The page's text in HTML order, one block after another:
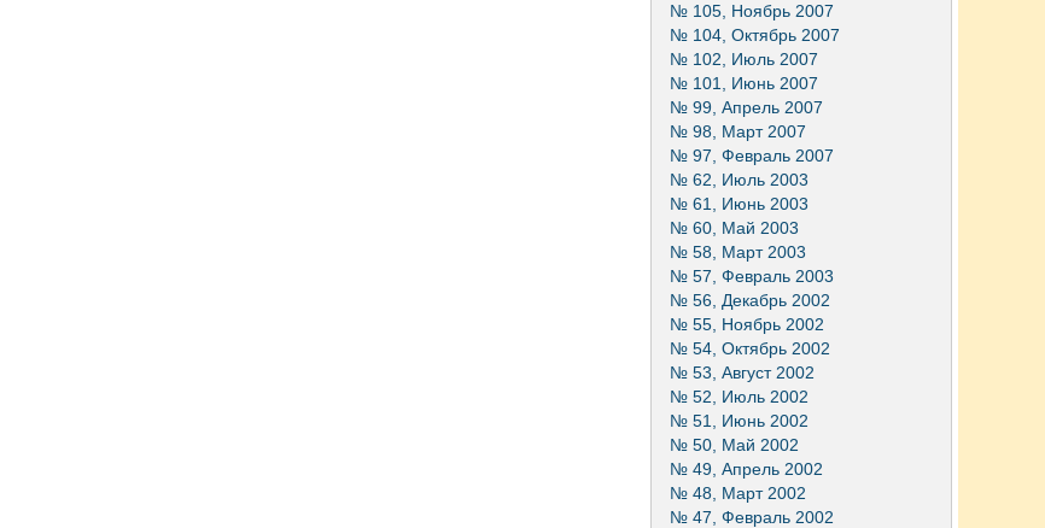
№ 105, Ноябрь 2007
№ 104, Октябрь 2007
№ 102, Июль 2007
№ 101, Июнь 2007
№ 99, Апрель 2007
№ 98, Март 2007
№ 97, Февраль 2007
№ 62, Июль 2003
№ 61, Июнь 2003
№ 60, Май 2003
№ 58, Март 2003
№ 57, Февраль 2003
№ 56, Декабрь 2002
№ 55, Ноябрь 2002
№ 54, Октябрь 2002
№ 53, Август 2002
№ 52, Июль 2002
№ 51, Июнь 2002
№ 50, Май 2002
№ 49, Апрель 2002
№ 48, Март 2002
№ 47, Февраль 2002